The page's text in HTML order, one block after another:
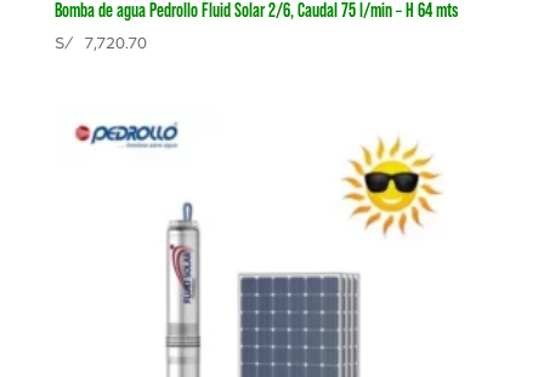
Bomba de agua Pedrollo Fluid Solar 2/6, Caudal 75 l/min – H 64 mts
S/7,720.70